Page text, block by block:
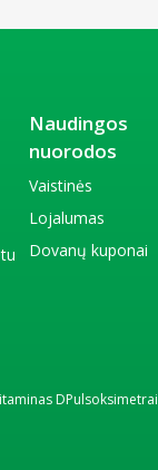
Naudingos
nuorodos
Vaistinės
Lojalumas
Dovanų kuponai
DPulsoksimetrai